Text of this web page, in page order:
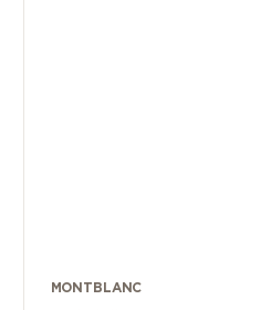
MONTBLANC